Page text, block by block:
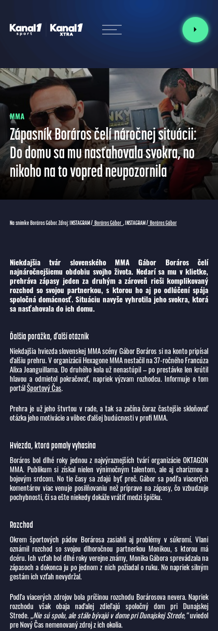
MMA
Zápasník Boráros čelí náročnej situácii:
Do domu sa mu nasťahovala svokra, no
nikoho na to vopred neupozornila
Na snímke Boráros Gábor. Zdroj: INSTAGRAM / Boráros Gábor , INSTAGRAM / Boráros Gábor
Niekdajšia tvár slovenského MMA Gábor Boráros čelí
najnáročnejšiemu obdobiu svojho života. Nedarí sa mu v klietke,
prehráva zápasy jeden za druhým a zároveň rieši komplikovaný
rozchod so svojou partnerkou, s ktorou ho aj po odlúčení spája
spoločná domácnosť. Situáciu navyše vyhrotila jeho svokra, ktorá
sa nasťahovala do ich domu.
Ďalšia porážka, ďalší otáznik
Niekdajšia hviezda slovenskej MMA scény Gábor Boráros si na konto pripísal
ďalšiu prehru. V organizácii Hexagone MMA nestačil na 37-ročného Francúza
Alixa Jeanguillama. Do druhého kola už nenastúpil – po prestávke len krútil
hlavou a odmietol pokračovať, napriek výzvam rozhodcu. Informuje o tom
portálŠportový Čas.
Prehra je už jeho štvrtou v rade, a tak sa začína čoraz častejšie skloňovať
otázka jeho motivácie a vôbec ďalšej budúcnosti v profi MMA.
Hviezda, ktorá pomaly vyhasína
Boráros bol dlhé roky jednou z najvýraznejších tvárí organizácie OKTAGON
MMA. Publikum si získal nielen výnimočným talentom, ale aj charizmou a
bojovým srdcom. No tie časy sa zdajú byť preč. Gábor sa podľa viacerých
komentárov viac venuje posilňovaniu než príprave na zápasy, čo vzbudzuje
pochybnosti, či sa ešte niekedy dokáže vrátiť medzi špičku.
Rozchod
Okrem športových pádov Borárosa zasiahli aj problémy v súkromí. Vlani
oznámil rozchod so svojou dlhoročnou partnerkou Monikou, s ktorou má
dcéru. Ich vzťah bol dlhé roky verejne známy, Monika Gábora sprevádzala na
zápasoch a dokonca ju po jednom z nich požiadal o ruku. No napriek silným
gestám ich vzťah nevydržal.
Podľa viacerých zdrojov bola príčinou rozchodu Borárosova nevera. Napriek
rozchodu však obaja naďalej zdieľajú spoločný dom pri Dunajskej
Strede.„Nie sú spolu, ale stále bývajú v dome pri Dunajskej Strede,“uviedol
pre Nový Čas nemenovaný zdroj z ich okolia.